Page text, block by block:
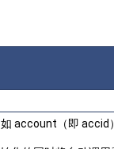
account（即 accid